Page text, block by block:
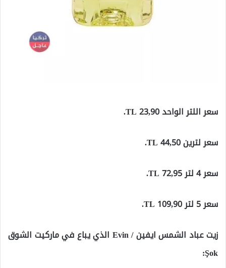
سعر اللتر الواحد 23,90 TL.
سعر لترين 44,50 TL.
سعر 4 لتر 72,95 TL.
سعر 5 لتر 109,90 TL.
زيت عباد الشمس ايفين / Evin الذي يباع في ماركيت الشوق
Şok: